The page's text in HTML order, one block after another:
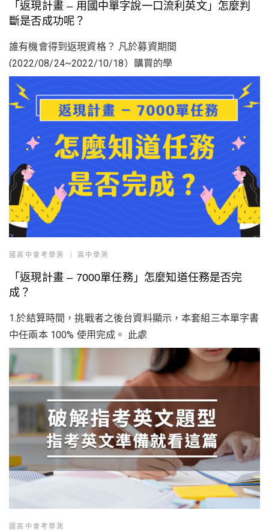
「返現計畫 – 用國中單字說一口流利英文」怎麼判
斷是否成功呢？
誰有機會得到返現資格？ 凡於募資期間
(2022/08/24~2022/10/18）購買的學
國高中會考學測 高中學測
「返現計畫 – 7000單任務」怎麼知道任務是否完
成？
1.於結算時間，挑戰者之後台資料顯示，本套組三本單字書
中任兩本 100% 使用完成。 此處
國高中會考學測